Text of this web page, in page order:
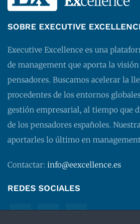
SOBRE EXECUTIVE
Executive Excellence es una
de management que aporta la
pensadores. Buscamos acelerar la
procedentes de los entornos
gestión empresarial, al tiempo que
de los pensadores españoles.
aportarles lo último en
Contactar: info@eexcellence.es
REDES SOCIALES